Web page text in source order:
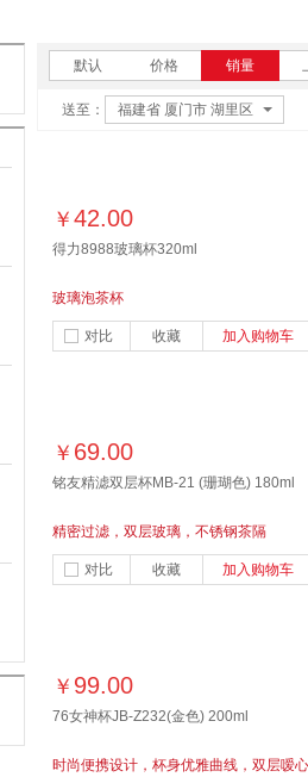
默认 价格 销量
送至： 福建省 厦门市 湖里区
￥ 42.00
得力8988玻璃杯320ml
玻璃泡茶杯
对比 收藏 加入购物车
￥ 69.00
铭友精滤双层杯MB-21 (珊瑚色) 180ml
精密过滤，双层玻璃，不锈钢茶隔
对比 收藏 加入购物车
￥ 99.00
76女神杯JB-Z232(金色) 200ml
时尚便携设计，杯身优雅曲线，双层嗳心